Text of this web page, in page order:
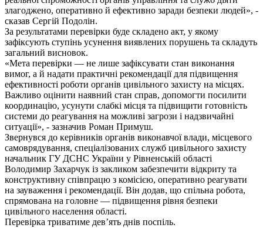
злагоджено, оперативно й ефективно заради безпеки людей», -
сказав Сергій Подолін.
За результатами перевірки буде складено акт, у якому
зафіксують ступінь усунення виявлених порушень та складуть
загальний висновок.
«Мета перевірки — не лише зафіксувати стан виконання
вимог, а й надати практичні рекомендації для підвищення
ефективності роботи органів цивільного захисту на місцях.
Важливо оцінити наявний стан справ, допомогти посилити
координацію, усунути слабкі місця та підвищити готовність
системи до реагування на можливі загрози і надзвичайні
ситуації», - зазначив Роман Примуш.
Звернувся до керівників органів виконавчої влади, місцевого
самоврядування, спеціалізованих служб цивільного захисту
начальник ГУ ДСНС України у Рівненській області
Володимир Захарчук із закликом забезпечити відкриту та
конструктивну співпрацю з комісією, оперативно реагувати
на зауваження і рекомендації. Він додав, що спільна робота,
спрямована на головне — підвищення рівня безпеки
цивільного населення області.
Перевірка триватиме дев’ять днів поспіль.